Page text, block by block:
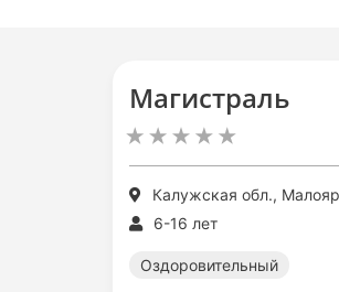
Магистраль
Калужская обл.,
6-16 лет
Оздоровительный